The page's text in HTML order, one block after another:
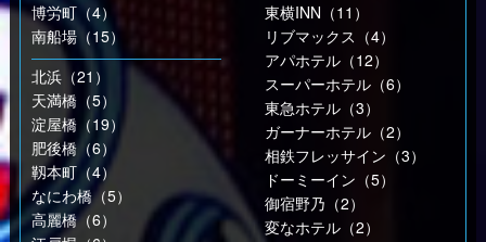
博労町（4）
南船場（15）
北浜（21）
天満橋（5）
淀屋橋（19）
肥後橋（6）
靱本町（4）
なにわ橋（5）
高麗橋（6）
東横INN（11）
リブマックス（4）
アパホテル（12）
スーパーホテル（6）
東急ホテル（3）
ガーナーホテル（2）
相鉄フレッサイン（3）
ドーミーイン（5）
御宿野乃（2）
変なホテル（2）